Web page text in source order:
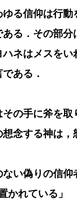
る信仰は行動
る．その部
ネはメスを
ある．
の手に斧を取
念する神は
ない偽りの信
かれている」